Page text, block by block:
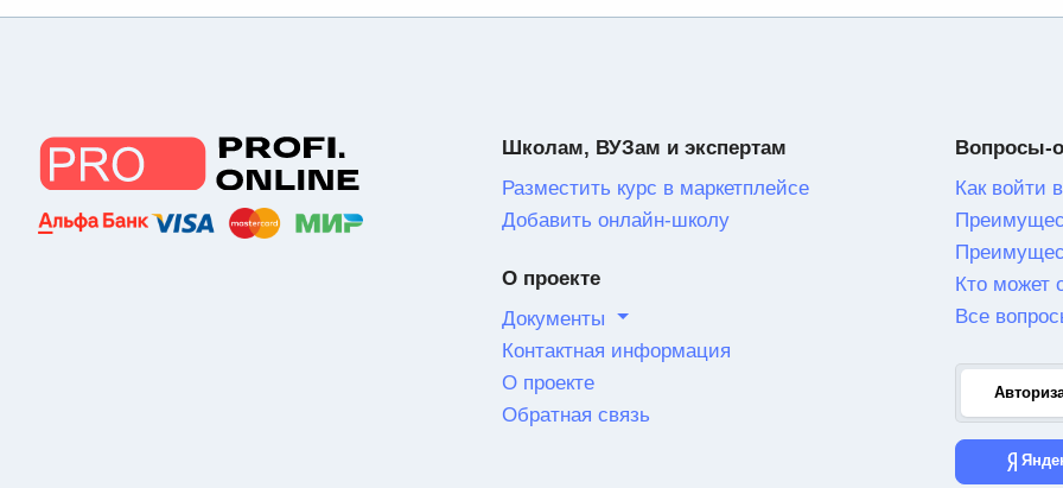
Школам, ВУЗам и экспертам
Разместить курс в маркетплейсе
Добавить онлайн-школу
О проекте
Документы
Контактная информация
О проекте
Обратная связь
Вопросы-
Как войти
Кто может
Все